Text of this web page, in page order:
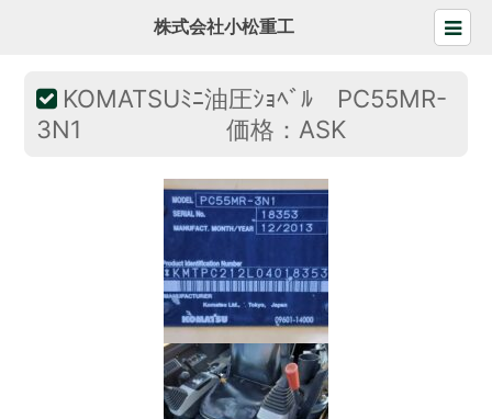
株式会社小松重工
KOMATSUﾐﾆ油圧ｼｮﾍﾞﾙ PC55MR-
3N1 価格：ASK